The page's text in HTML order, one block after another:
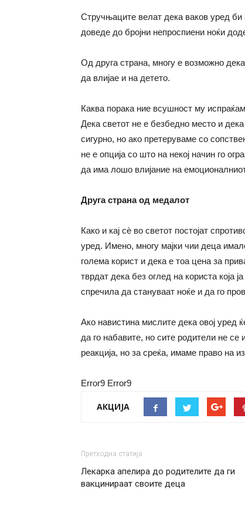
Стручњаците велат дека ваков уред би
доведе до бројни непроспиени ноќи
Од друга страна, многу е возможно
да влијае и на детето.
Каква порака ние всушност му
Дека светот не е безбедно место и
сигурно, но ако претеруваме со
не е опција со што на некој начин го
да има лошо влијание на емоционалниот
Друга страна од медалот
Како и кај сѐ во светот постојат
уред. Имено, многу мајки чии деца
голема корист и дека е тоа цена за
тврдат дека без оглед на користа која
спречила да стануваат ноќе и да го
Ако навистина мислите дека овој уред
да го набавите, но сите родители не се
реакција, но за среќа, имаме право на
Error9 Error9
АКЦИЈА
Претходна статија
Лекарка апелира до родителите да ги
вакцинираат своите деца